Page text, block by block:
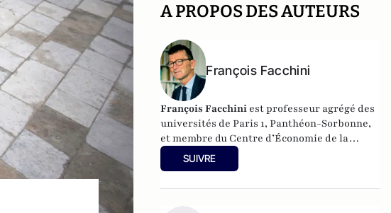
A PROPOS DES AUTEURS
François Facchini
François Facchini est professeur agrégé des
universités de Paris 1, Panthéon-Sorbonne,
et membre du Centre d’Économie de la
Sorbonne (France).
SUIVRE